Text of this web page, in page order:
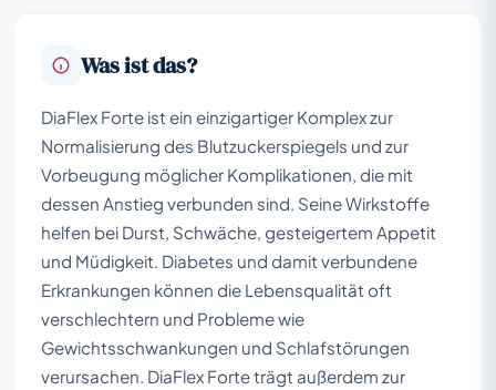
Was ist das?
DiaFlex Forte ist ein einzigartiger Komplex zur
Normalisierung des Blutzuckerspiegels und zur
Vorbeugung möglicher Komplikationen, die mit
dessen Anstieg verbunden sind. Seine Wirkstoffe
helfen bei Durst, Schwäche, gesteigertem Appetit
und Müdigkeit. Diabetes und damit verbundene
Erkrankungen können die Lebensqualität oft
verschlechtern und Probleme wie
Gewichtsschwankungen und Schlafstörungen
verursachen. DiaFlex Forte trägt außerdem zur